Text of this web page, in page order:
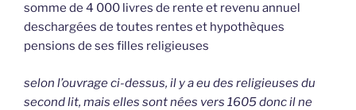
somme de 4 000 livres de rente et revenu annuel
deschargées de toutes rentes et hypothèques
pensions de ses filles religieuses
selon l’ouvrage ci-dessus, il y a eu des religieuses du
second lit, mais elles sont nées vers 1605 donc il ne